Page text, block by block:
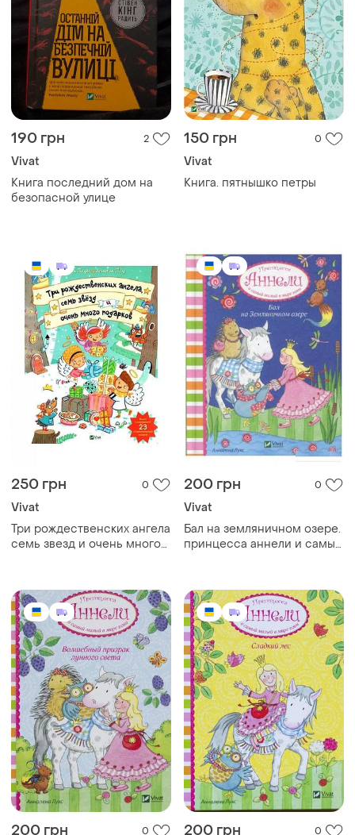
190 грн 2
Vivat
Книга последний дом на
безопасной улице
150 грн 0
Vivat
Книга. пятнышко петры
250 грн 0
Vivat
Три рождественских ангела
семь звезд и очень много
200 грн 0
Vivat
Бал на земляничном озере.
принцесса аннели и самый
200 грн 0 200 грн 0